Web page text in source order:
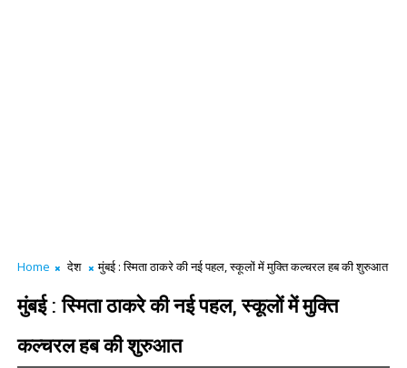
Home देश मुंबई : स्मिता ठाकरे की नई पहल, स्कूलों में मुक्ति कल्चरल हब की शुरुआत
मुंबई : स्मिता ठाकरे की नई पहल, स्कूलों में मुक्ति
कल्चरल हब की शुरुआत